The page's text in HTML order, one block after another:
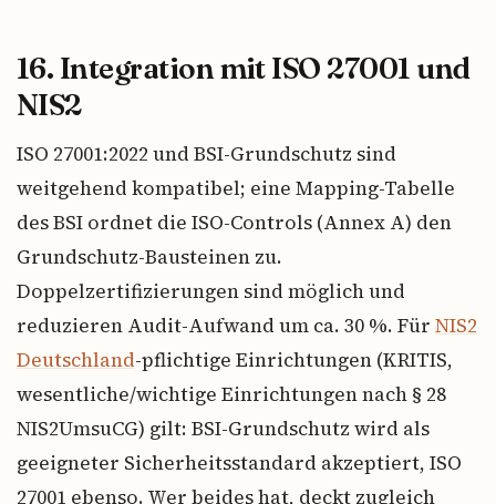
16. Integration mit ISO 27001 und
NIS2
ISO 27001:2022 und BSI-Grundschutz sind
weitgehend kompatibel; eine Mapping-Tabelle
des BSI ordnet die ISO-Controls (Annex A) den
Grundschutz-Bausteinen zu.
Doppelzertifizierungen sind möglich und
reduzieren Audit-Aufwand um ca. 30 %. Für NIS2
Deutschland-pflichtige Einrichtungen (KRITIS,
wesentliche/wichtige Einrichtungen nach § 28
NIS2UmsuCG) gilt: BSI-Grundschutz wird als
geeigneter Sicherheitsstandard akzeptiert, ISO
27001 ebenso. Wer beides hat, deckt zugleich